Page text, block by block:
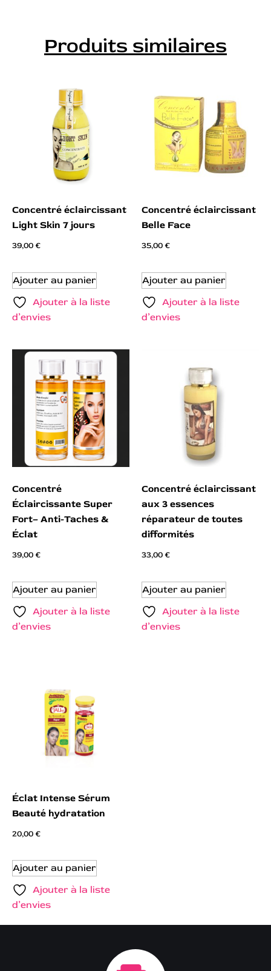
Produits similaires
Concentré éclaircissant
Light Skin 7 jours
39,00€
Ajouter au panier
Ajouter à la liste
d’envies
Concentré éclaircissant
Belle Face
35,00€
Ajouter au panier
Ajouter à la liste
d’envies
Concentré
Éclaircissante Super
Fort– Anti-Taches &
Éclat
39,00€
Ajouter au panier
Ajouter à la liste
d’envies
Concentré éclaircissant
aux 3 essences
réparateur de toutes
difformités
33,00€
Ajouter au panier
Ajouter à la liste
d’envies
Éclat Intense Sérum
Beauté hydratation
20,00€
Ajouter au panier
Ajouter à la liste
d’envies